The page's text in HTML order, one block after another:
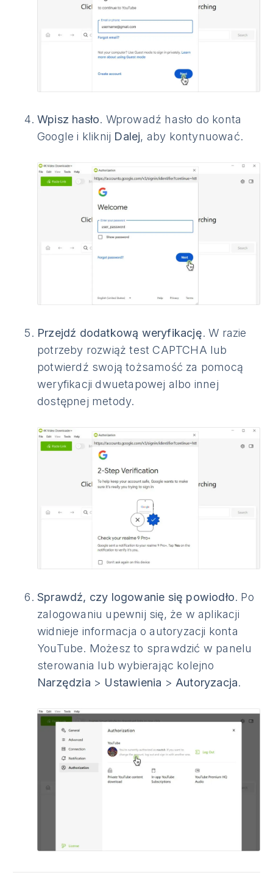
Wpisz hasło. Wprowadź hasło do konta
Google i kliknij Dalej, aby kontynuować.
Przejdź dodatkową weryfikację. W razie
potrzeby rozwiąż test CAPTCHA lub
potwierdź swoją tożsamość za pomocą
weryfikacji dwuetapowej albo innej
dostępnej metody.
Sprawdź, czy logowanie się powiodło. Po
zalogowaniu upewnij się, że w aplikacji
widnieje informacja o autoryzacji konta
YouTube. Możesz to sprawdzić w panelu
sterowania lub wybierając kolejno
Narzędzia > Ustawienia >Autoryzacja.